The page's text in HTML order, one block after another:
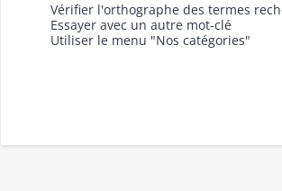
Vérifier l'orthographe des termes
Essayer avec un autre mot-clé
Utiliser le menu "Nos catégories"